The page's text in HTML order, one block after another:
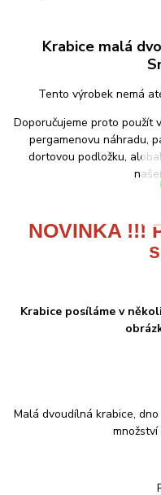
Krabice malá
Tento výrobek nemá
Doporučujeme proto použít
pergamenovu náhradu,
dortovou podložku,
NOVINKA !!!
Krabice posíláme v
Malá dvoudílná krabice,